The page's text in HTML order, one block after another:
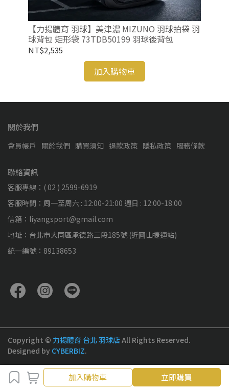
加入購物車
加入購物車 立即購買
【力揚體育 羽球】美津濃 MIZUNO 羽球拍袋 羽
球背包 矩形袋 73TDB50199 羽球後背包
NT$2,535
加入購物車
關於我們
會員帳戶 關於我們 購買須知 退款政策 隱私政策 服務條款
聯絡資訊
客服專線：( 02 ) 2599-6919
客服時間：周一至周六 : 12:00-21:00 週日 : 12:00-18:00
信箱：liyangsport@gmail.com
地址：台北市大同區承德路三段185號 (近圓山捷運站)
統一編號：89138653
Copyright © 力揚體育 台北 羽球店All Rights Reserved.
Designed by CYBERBIZ.